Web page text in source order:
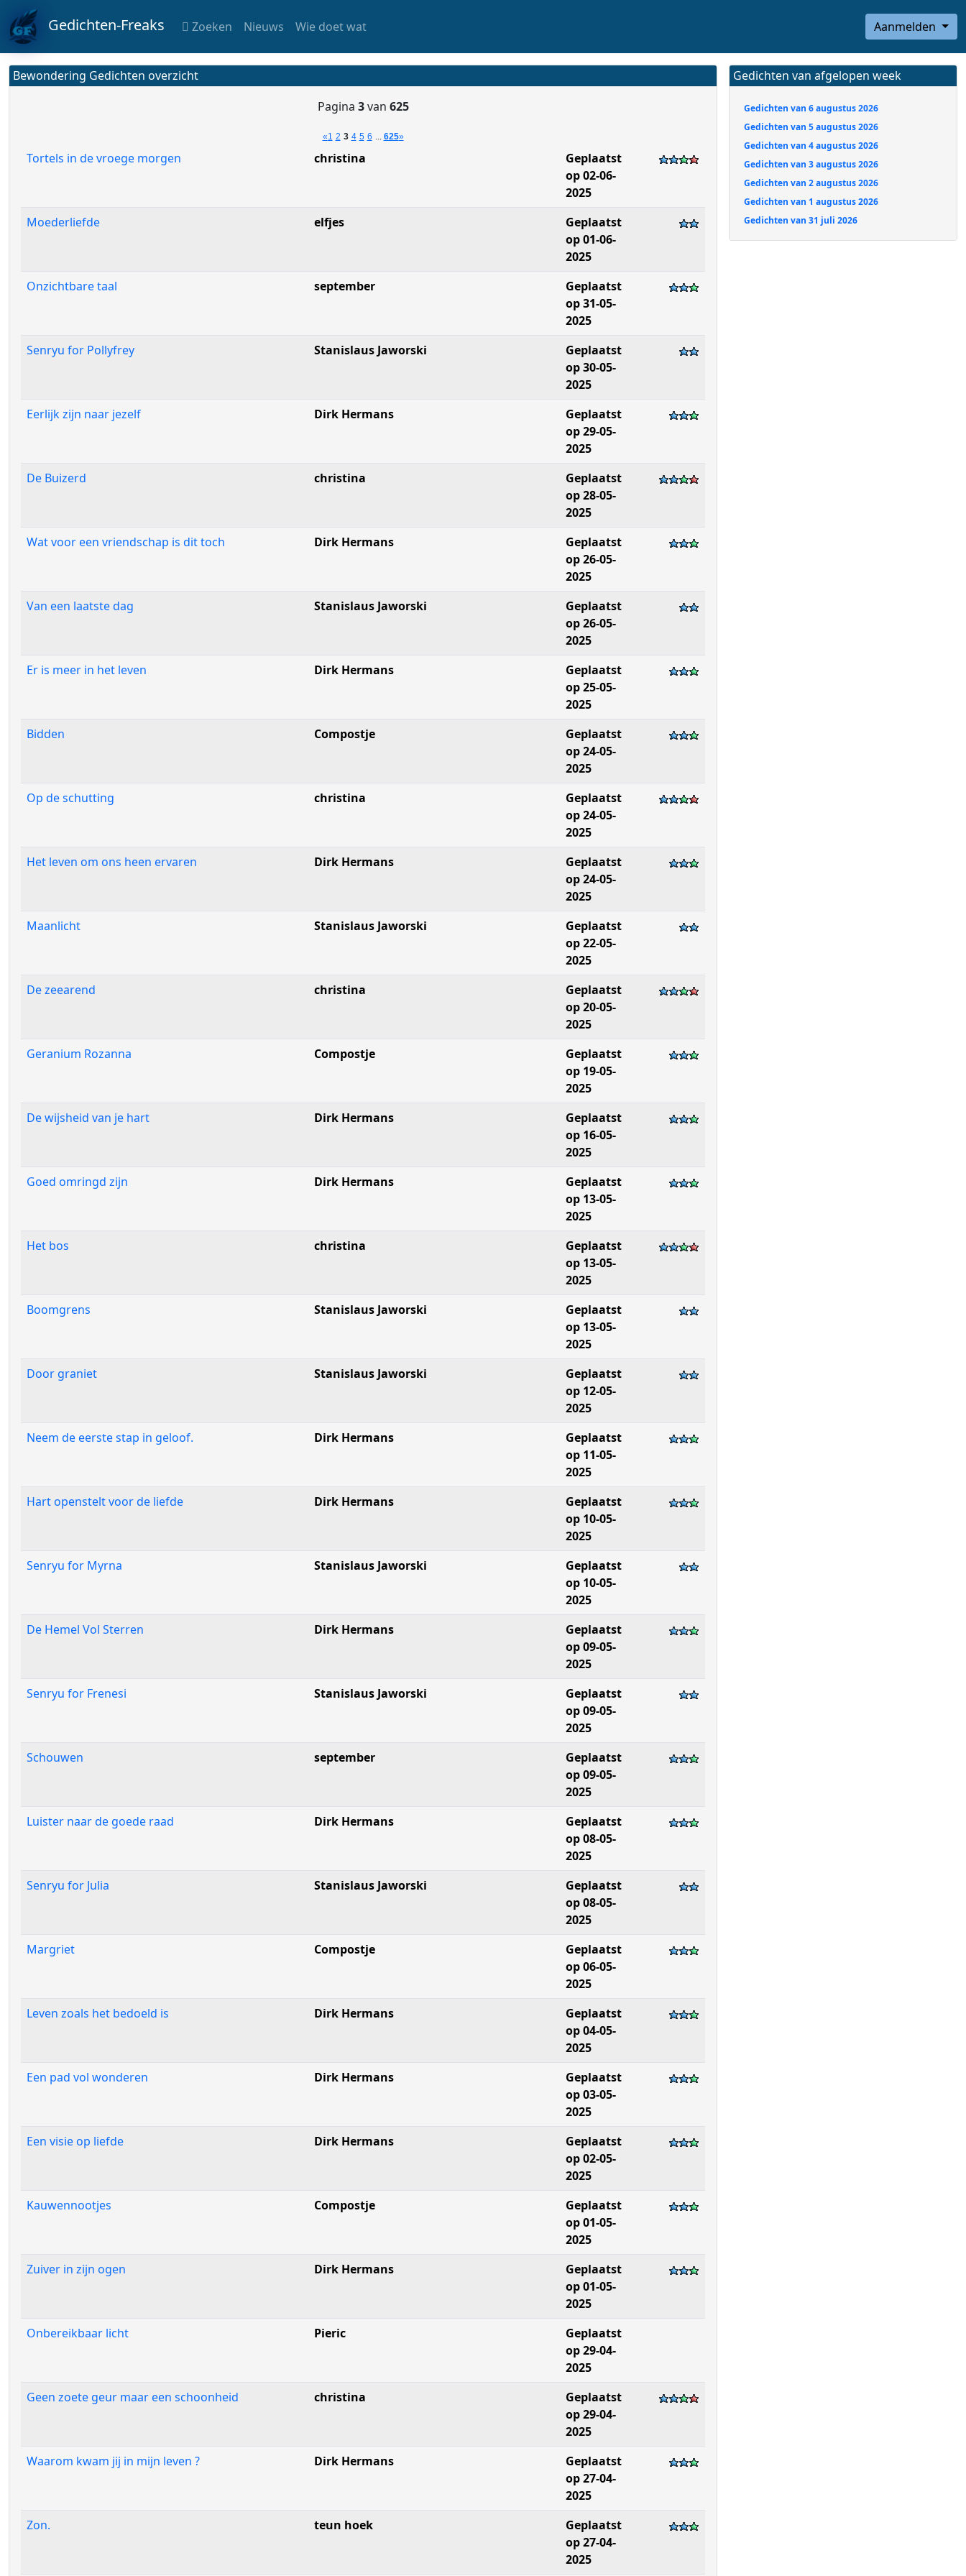
Gedichten-Freaks Zoeken Nieuws Wie doet wat Aanmelden
Bewondering Gedichten overzicht
Pagina 3van 625
«1 2 3 4 5 6 ... 625»
Tortels in de vroege morgen christina
Geplaatst
op 02-06-
2025
Moederliefde
elfjes
Geplaatst
op 01-06-
2025
Onzichtbare taal
september
Geplaatst
op 31-05-
2025
Senryu for Pollyfrey
Stanislaus Jaworski
Geplaatst
op 30-05-
2025
Eerlijk zijn naar jezelf
Dirk Hermans
Geplaatst
op 29-05-
2025
De Buizerd
christina
Geplaatst
op 28-05-
2025
Wat voor een vriendschap is dit toch
Dirk Hermans
Geplaatst
op 26-05-
2025
Van een laatste dag
Stanislaus Jaworski
Geplaatst
op 26-05-
2025
Er is meer in het leven
Dirk Hermans
Geplaatst
op 25-05-
2025
Bidden
Compostje
Geplaatst
op 24-05-
2025
Op de schutting
christina
Geplaatst
op 24-05-
2025
Het leven om ons heen ervaren
Dirk Hermans
Geplaatst
op 24-05-
2025
Maanlicht
Stanislaus Jaworski
Geplaatst
op 22-05-
2025
De zeearend
christina
Geplaatst
op 20-05-
2025
Geranium Rozanna
Compostje
Geplaatst
op 19-05-
2025
De wijsheid van je hart
Dirk Hermans
Geplaatst
op 16-05-
2025
Goed omringd zijn
Dirk Hermans
Geplaatst
op 13-05-
2025
Het bos
christina
Geplaatst
op 13-05-
2025
Boomgrens
Stanislaus Jaworski
Geplaatst
op 13-05-
2025
Door graniet
Stanislaus Jaworski
Geplaatst
op 12-05-
2025
Neem de eerste stap in geloof.
Dirk Hermans
Geplaatst
op 11-05-
2025
Hart openstelt voor de liefde
Dirk Hermans
Geplaatst
op 10-05-
2025
Senryu for Myrna
Stanislaus Jaworski
Geplaatst
op 10-05-
2025
De Hemel Vol Sterren
Dirk Hermans
Geplaatst
op 09-05-
2025
Senryu for Frenesi
Stanislaus Jaworski
Geplaatst
op 09-05-
2025
Schouwen
september
Geplaatst
op 09-05-
2025
Luister naar de goede raad
Dirk Hermans
Geplaatst
op 08-05-
2025
Senryu for Julia
Stanislaus Jaworski
Geplaatst
op 08-05-
2025
Margriet
Compostje
Geplaatst
op 06-05-
2025
Leven zoals het bedoeld is
Dirk Hermans
Geplaatst
op 04-05-
2025
Een pad vol wonderen
Dirk Hermans
Geplaatst
op 03-05-
2025
Een visie op liefde
Dirk Hermans
Geplaatst
op 02-05-
2025
Kauwennootjes
Compostje
Geplaatst
op 01-05-
2025
Zuiver in zijn ogen
Dirk Hermans
Geplaatst
op 01-05-
2025
Onbereikbaar licht
Pieric
Geplaatst
op 29-04-
2025
Geen zoete geur maar een schoonheid
christina
Geplaatst
op 29-04-
2025
Waarom kwam jij in mijn leven ?
Dirk Hermans
Geplaatst
op 27-04-
2025
Zon.
teun hoek
Geplaatst
op 27-04-
2025
Gedichten van afgelopen week
Gedichten van 6 augustus 2026
Gedichten van 5 augustus 2026
Gedichten van 4 augustus 2026
Gedichten van 3 augustus 2026
Gedichten van 2 augustus 2026
Gedichten van 1 augustus 2026
Gedichten van 31 juli 2026